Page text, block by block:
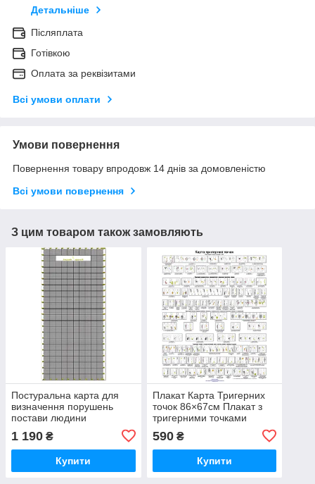
Детальніше
Післяплата
Готівкою
Оплата за реквізитами
Всі умови оплати
Умови повернення
Повернення товару впродовж 14 днів за домовленістю
Всі умови повернення
З цим товаром також замовляють
Постуральна карта для
визначення порушень
постави людини
люверсів
1 190 ₴
Купити
Плакат Карта Тригерних
точок 86×67см Плакат з
тригерними точками
голови та шиї Плакат для
масажного кабінету
590₴
Купити